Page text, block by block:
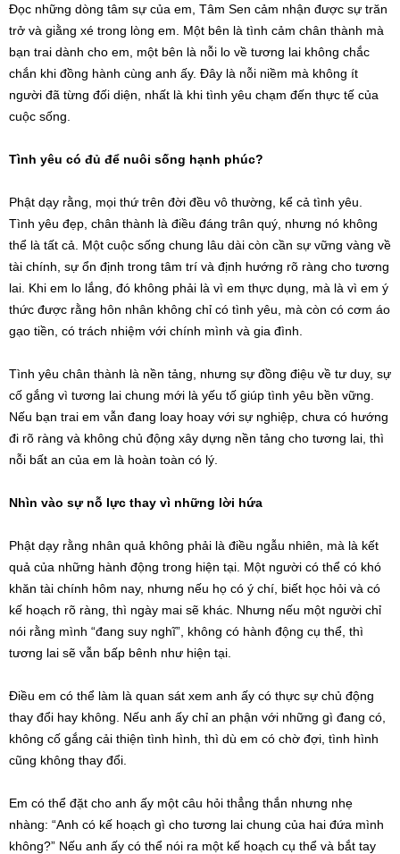
Đọc những dòng tâm sự của em, Tâm Sen cảm nhận được sự trăn
trở và giằng xé trong lòng em. Một bên là tình cảm chân thành mà
bạn trai dành cho em, một bên là nỗi lo về tương lai không chắc
chắn khi đồng hành cùng anh ấy. Đây là nỗi niềm mà không ít
người đã từng đối diện, nhất là khi tình yêu chạm đến thực tế của
cuộc sống.
Tình yêu có đủ để nuôi sống hạnh phúc?
Phật dạy rằng, mọi thứ trên đời đều vô thường, kể cả tình yêu.
Tình yêu đẹp, chân thành là điều đáng trân quý, nhưng nó không
thể là tất cả. Một cuộc sống chung lâu dài còn cần sự vững vàng về
tài chính, sự ổn định trong tâm trí và định hướng rõ ràng cho tương
lai. Khi em lo lắng, đó không phải là vì em thực dụng, mà là vì em ý
thức được rằng hôn nhân không chỉ có tình yêu, mà còn có cơm áo
gạo tiền, có trách nhiệm với chính mình và gia đình.
Tình yêu chân thành là nền tảng, nhưng sự đồng điệu về tư duy, sự
cố gắng vì tương lai chung mới là yếu tố giúp tình yêu bền vững.
Nếu bạn trai em vẫn đang loay hoay với sự nghiệp, chưa có hướng
đi rõ ràng và không chủ động xây dựng nền tảng cho tương lai, thì
nỗi bất an của em là hoàn toàn có lý.
Nhìn vào sự nỗ lực thay vì những lời hứa
Phật dạy rằng nhân quả không phải là điều ngẫu nhiên, mà là kết
quả của những hành động trong hiện tại. Một người có thể có khó
khăn tài chính hôm nay, nhưng nếu họ có ý chí, biết học hỏi và có
kế hoạch rõ ràng, thì ngày mai sẽ khác. Nhưng nếu một người chỉ
nói rằng mình “đang suy nghĩ”, không có hành động cụ thể, thì
tương lai sẽ vẫn bấp bênh như hiện tại.
Điều em có thể làm là quan sát xem anh ấy có thực sự chủ động
thay đổi hay không. Nếu anh ấy chỉ an phận với những gì đang có,
không cố gắng cải thiện tình hình, thì dù em có chờ đợi, tình hình
cũng không thay đổi.
Em có thể đặt cho anh ấy một câu hỏi thẳng thắn nhưng nhẹ
nhàng: “Anh có kế hoạch gì cho tương lai chung của hai đứa mình
không?” Nếu anh ấy có thể nói ra một kế hoạch cụ thể và bắt tay